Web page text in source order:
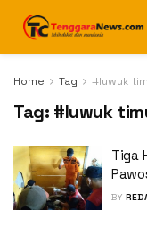
Home Tag #luwuk
Tag: #luwuk
Tiga
BY